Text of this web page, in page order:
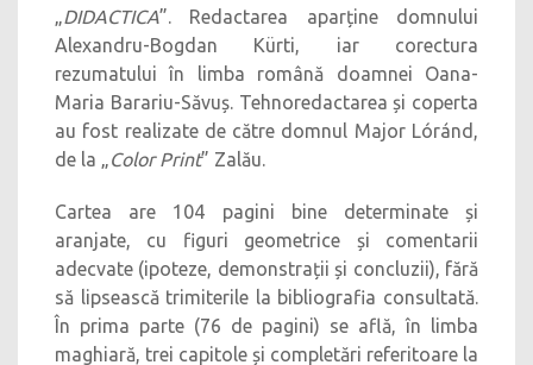
„DIDACTICA”. Redactarea aparține domnului
Alexandru-Bogdan Kürti, iar corectura
rezumatului în limba română doamnei Oana-
Maria Barariu-Săvuș. Tehnoredactarea și coperta
au fost realizate de către domnul Major Lóránd,
de la „Color Print” Zalău.
Cartea are 104 pagini bine determinate și
aranjate, cu figuri geometrice și comentarii
adecvate (ipoteze, demonstrații și concluzii), fără
să lipsească trimiterile la bibliografia consultată.
În prima parte (76 de pagini) se află, în limba
maghiară, trei capitole și completări referitoare la